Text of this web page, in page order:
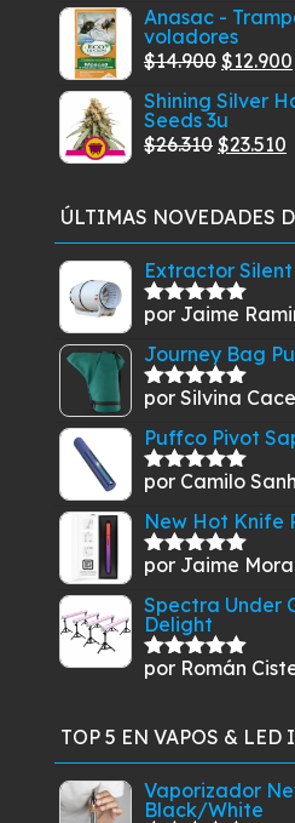
original
era:
$94.900.
Anasac -
voladores
$14.900 El
precio
original
era:
$12.900
Shining Silver
Seeds 3u
$26.310 El
original
$26.310.
$23.510
ÚLTIMAS NOVEDADES
Extractor Silent
Valorado
por Jaime
Journey Bag
Valorado
por Silvina
Puffco Pivot
Valorado
por Camilo
New Hot Knife
Valorado
por Jaime
Spectra Under
Delight
Valorado
por Román
TOP 5 EN VAPOS & LED
Vaporizador
Black/White